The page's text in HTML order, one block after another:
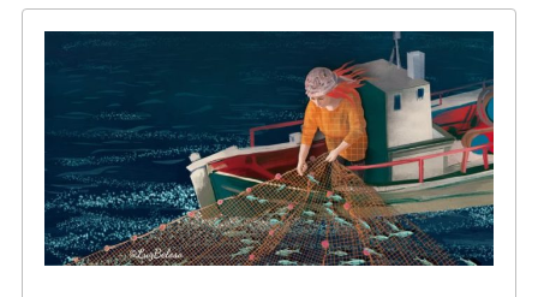
o
k
m n
ar
tir